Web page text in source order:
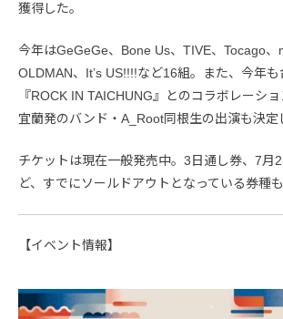
獲得した。
今年はGeGeGe、Bone Us、TIVE、Tocago、
OLDMAN、It’s US!!!!など16組。また、今年
『ROCK IN TAICHUNG』とのコラボレーシ
宜蘭発のバンド・A_Root同根生の出演も決定
チケットは現在一般発売中。3日通し券、7月
ど、すでにソールドアウトとなっている券種
【イベント情報】